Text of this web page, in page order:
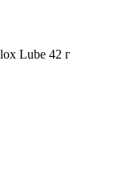
Lube 42 г